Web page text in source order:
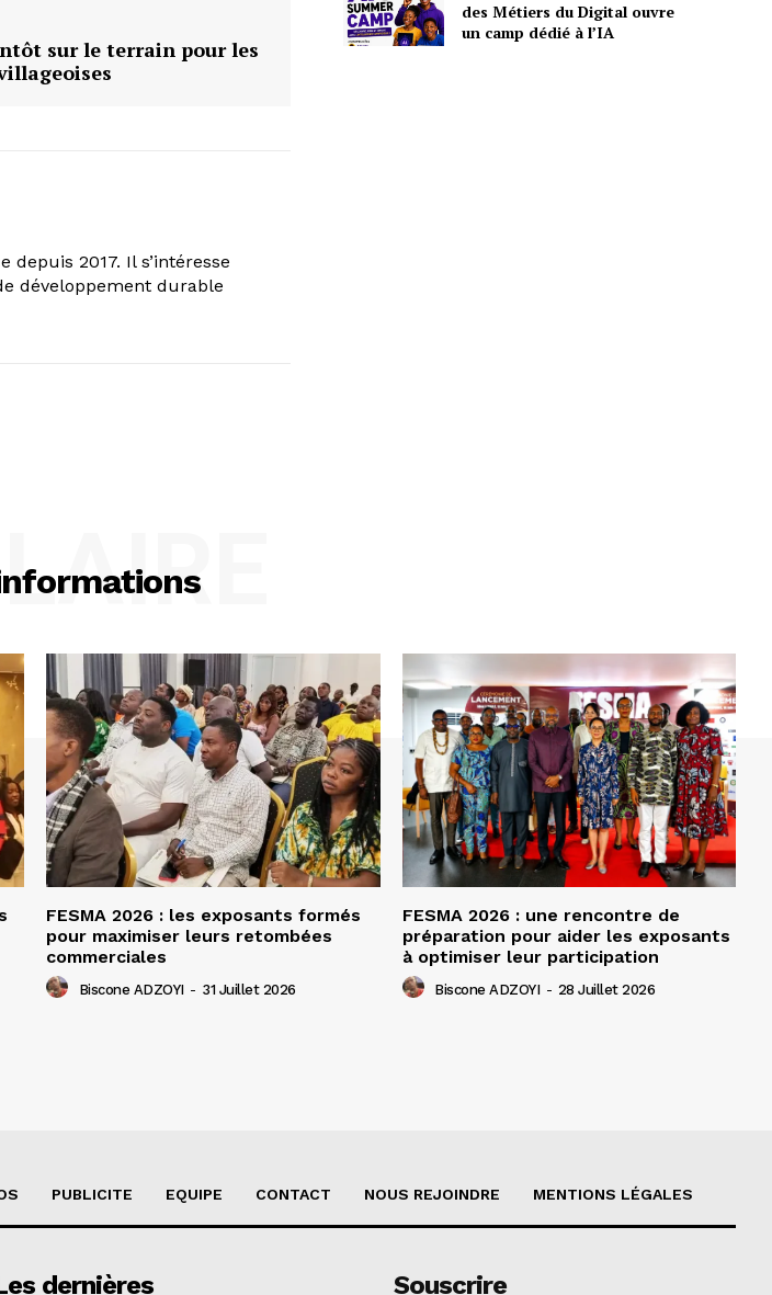
sur le terrain pour les
2017. Il s’intéresse
développement durable
des Métiers du Digital ouvre
un camp dédié à l’IA
FESMA 2026 : les exposants formés
pour maximiser leurs retombées
commerciales
Biscone ADZOYI - 31 Juillet 2026
FESMA 2026 : une rencontre de
préparation pour aider les exposants
à optimiser leur participation
Biscone ADZOYI - 28 Juillet 2026
PUBLICITE EQUIPE CONTACT NOUS REJOINDRE MENTIONS LÉGALES
dernières Souscrire